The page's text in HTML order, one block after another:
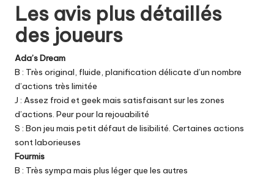
Les avis plus détaillés
des joueurs
Ada’s Dream
B : Très original, fluide, planification délicate d’un nombre
d’actions très limitée
J : Assez froid et geek mais satisfaisant sur les zones
d’actions. Peur pour la rejouabilité
S : Bon jeu mais petit défaut de lisibilité. Certaines actions
sont laborieuses
Fourmis
B : Très sympa mais plus léger que les autres